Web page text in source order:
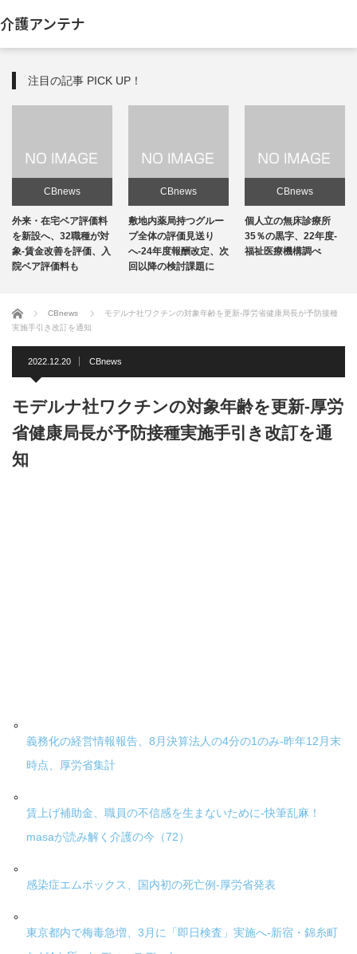
介護アンテナ
注目の記事 PICK UP！
CBnews
敷地内薬局持つグルー
プ全体の評価見送り
へ-24年度報酬改定、次
回以降の検討課題に
CBnews
個人立の無床診療所
35％の黒字、22年度-
福祉医療機構調べ
CBnews
個人立の無床診療所
35％の黒字、22年度-
福祉医療機構調べ
ホーム CBnews
モデルナ社ワクチンの対象年齢を更新-厚労省健康局長が予防接種
実施手引き改訂を通知
2022.12.20 CBnews
モデルナ社ワクチンの対象年齢を更新-厚労
省健康局長が予防接種実施手引き改訂を通
知
義務化の経営情報報告、8月決算法人の4分の1のみ-昨年12月末
時点、厚労省集計
賃上げ補助金、職員の不信感を生まないために-快筆乱麻！
masaが読み解く介護の今（72）
感染症エムポックス、国内初の死亡例-厚労省発表
東京都内で梅毒急増、3月に「即日検査」実施へ-新宿・錦糸町